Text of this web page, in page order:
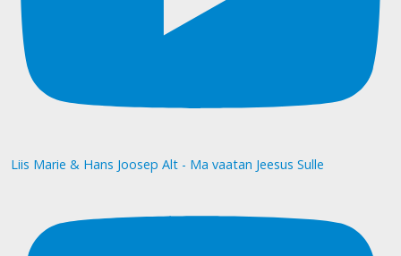
Liis Marie & Hans Joosep Alt - Ma vaatan Jeesus Sulle